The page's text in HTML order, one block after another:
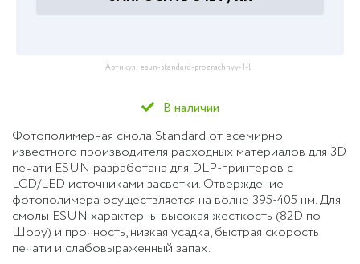
В наличии
Фотополимерная смола Standard от всемирно
известного производителя расходных материалов для 3D
печати ESUN разработана для DLP-принтеров с
LCD/LED источниками засветки. Отверждение
фотополимера осуществляется на волне 395-405 нм. Для
смолы ESUN характерны высокая жесткость (82D по
Шору) и прочность, низкая усадка, быстрая скорость
печати и слабовыраженный запах.
Артикул: esun-standard-prozrachnyy-1-l